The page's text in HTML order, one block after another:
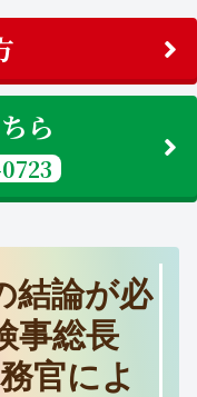
ら
結論が必
事総長
官によ